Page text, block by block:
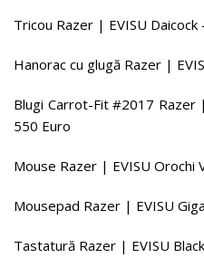
Tricou Razer | EVISU Daicock
Hanorac cu glugă Razer |
Blugi Carrot-Fit #2017 Razer
550 Euro
Mouse Razer | EVISU Orochi
Mousepad Razer | EVISU
Tastatură Razer | EVISU